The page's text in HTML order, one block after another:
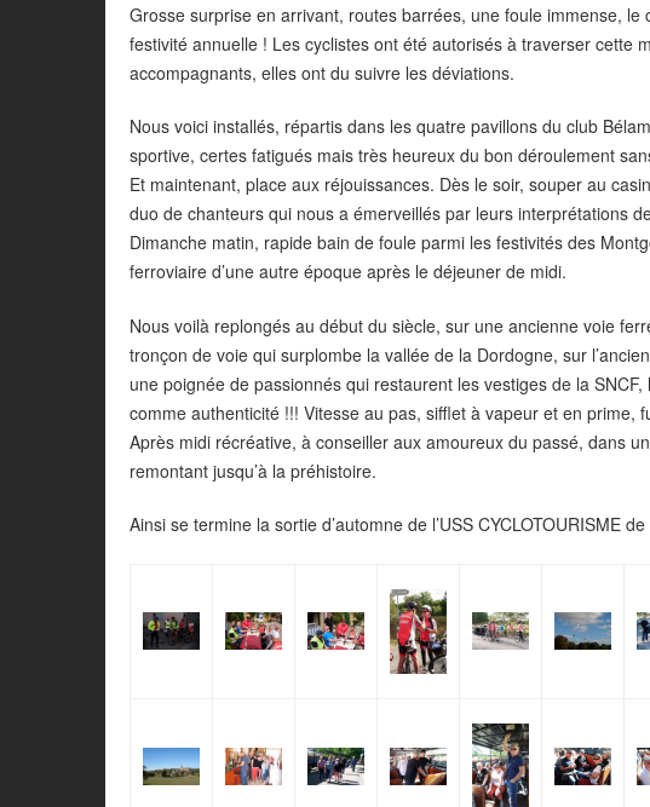
Grosse surprise en arrivant, routes barrées, une foule immense,
festivité annuelle ! Les cyclistes ont été autorisés à traverser cette
accompagnants, elles ont du suivre les déviations.
Nous voici installés, répartis dans les quatre pavillons du club
sportive, certes fatigués mais très heureux du bon déroulement
Et maintenant, place aux réjouissances. Dès le soir, souper au
duo de chanteurs qui nous a émerveillés par leurs interprétations
Dimanche matin, rapide bain de foule parmi les festivités des
ferroviaire d’une autre époque après le déjeuner de midi.
Nous voilà replongés au début du siècle, sur une ancienne voie
tronçon de voie qui surplombe la vallée de la Dordogne, sur
une poignée de passionnés qui restaurent les vestiges de la
comme authenticité !!! Vitesse au pas, sifflet à vapeur et en prime,
Après midi récréative, à conseiller aux amoureux du passé, dans
remontant jusqu’à la préhistoire.
Ainsi se termine la sortie d’automne de l’USS CYCLOTOURISME